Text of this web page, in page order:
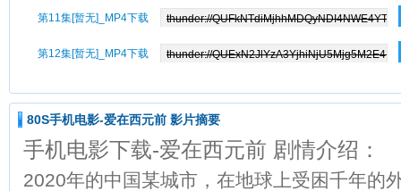
第11集[暂无]_MP4下载
第12集[暂无]_MP4下载
80S手机电影-爱在西元前 影片摘要
手机电影下载-爱在西元前 剧情介绍：
2020年的中国某城市，在地球上受困千年的